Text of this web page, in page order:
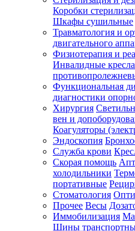
Зарегистрироваться
Зачем
регистрироваться?
Все
покупки
в
одном
месте
Личный
менеджер
Отслеживание
статуса
заказа
Коробки
Шкафы сушильные
Травматология и
двигательного
Физиотерапия и
Инвалидные
Функциональная
диагностики
Хирургия
вен и
Коагуляторы
Эндоскопия
Служба крови
Скорая помощь
холодильники
портативные
Стоматология
Прочее Весы
Иммобилизация
Шины